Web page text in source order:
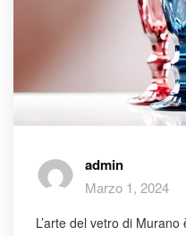
admin
Marzo 1, 2024
L’arte del vetro di